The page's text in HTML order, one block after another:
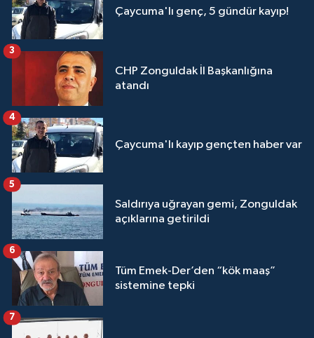
Çaycuma'lı genç, 5 gündür kayıp!
CHP Zonguldak İl Başkanlığına
atandı
3
Çaycuma'lı kayıp gençten haber var
4
Saldırıya uğrayan gemi, Zonguldak
açıklarına getirildi
5
Tüm Emek-Der’den “kök maaş”
sistemine tepki
6
7